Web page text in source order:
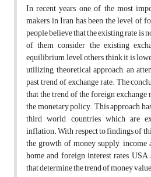
In recent years, one of the most
makers in Iran has been the level of
people believe that the existing rate is
of them consider the existing
equilibrium level, others think it is
utilizing theoretical approach, an
past trend of exchange rate. The
that the trend of the foreign
the monetary policy. This approach
third world countries which are
inflation. With respect to findings of
the growth of money supply, income
home and foreign interest rates
that determine the trend of money